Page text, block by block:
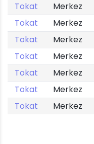
Tokat
Merkez
Tokat
Merkez
Tokat
Merkez
Tokat
Merkez
Tokat
Merkez
Tokat
Merkez
Tokat
Merkez